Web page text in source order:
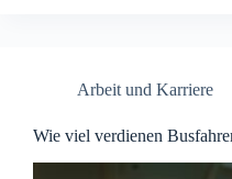
Arbeit und Karriere
Wie viel verdienen